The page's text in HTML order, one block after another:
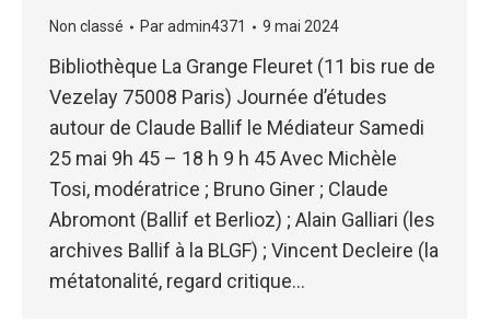
Non classé Paradmin4371 9 mai 2024
Bibliothèque La Grange Fleuret (11 bis rue de
Vezelay 75008 Paris) Journée d’études
autour de Claude Ballif le Médiateur Samedi
25 mai 9h 45 – 18 h 9 h 45 Avec Michèle
Tosi, modératrice ; Bruno Giner ; Claude
Abromont (Ballif et Berlioz) ; Alain Galliari (les
archives Ballif à la BLGF) ; Vincent Decleire (la
métatonalité, regard critique…